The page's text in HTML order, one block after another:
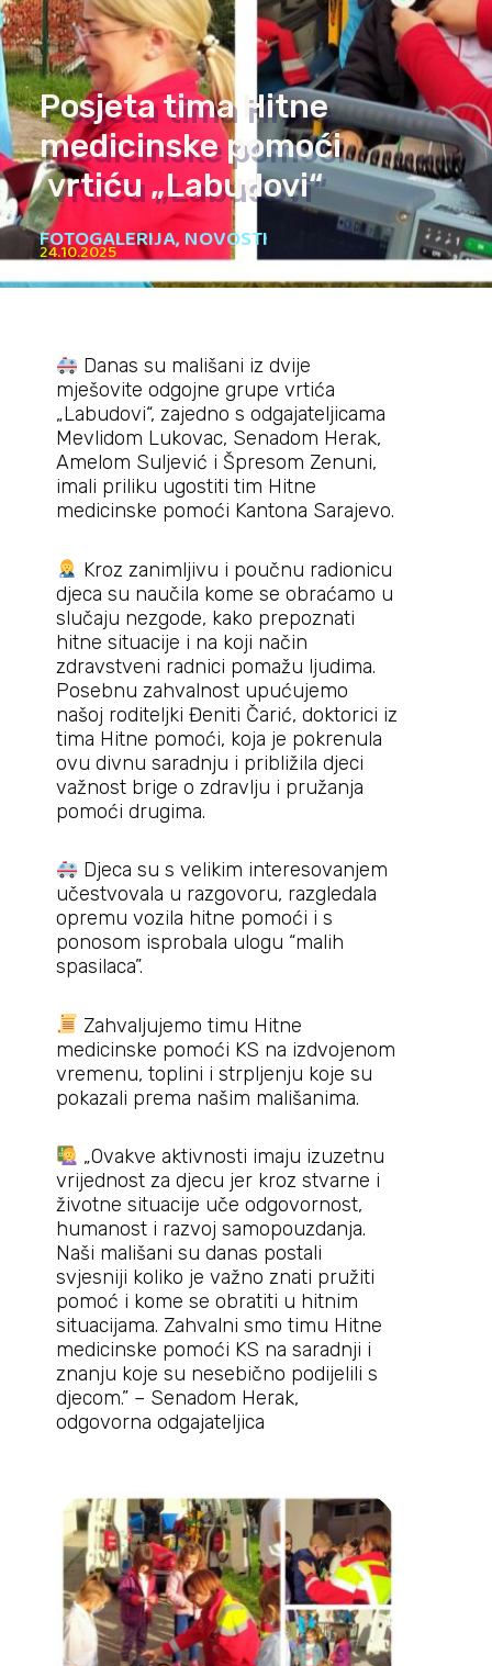
Posjeta tima Hitne
medicinske pomoći
vrtiću „Labudovi“
FOTOGALERIJA,NOVOSTI
24.10.2025
Danas su mališani iz dvije
mješovite odgojne grupe vrtića
„Labudovi“, zajedno s odgajateljicama
Mevlidom Lukovac, Senadom Herak,
Amelom Suljević i Špresom Zenuni,
imali priliku ugostiti tim Hitne
medicinske pomoći Kantona Sarajevo.
Kroz zanimljivu i poučnu radionicu
djeca su naučila kome se obraćamo u
slučaju nezgode, kako prepoznati
hitne situacije i na koji način
zdravstveni radnici pomažu ljudima.
Posebnu zahvalnost upućujemo
našoj roditeljki Đeniti Čarić, doktorici iz
tima Hitne pomoći, koja je pokrenula
ovu divnu saradnju i približila djeci
važnost brige o zdravlju i pružanja
pomoći drugima.
Djeca su s velikim interesovanjem
učestvovala u razgovoru, razgledala
opremu vozila hitne pomoći i s
ponosom isprobala ulogu “malih
spasilaca”.
Zahvaljujemo timu Hitne
medicinske pomoći KS na izdvojenom
vremenu, toplini i strpljenju koje su
pokazali prema našim mališanima.
„Ovakve aktivnosti imaju izuzetnu
vrijednost za djecu jer kroz stvarne i
životne situacije uče odgovornost,
humanost i razvoj samopouzdanja.
Naši mališani su danas postali
svjesniji koliko je važno znati pružiti
pomoć i kome se obratiti u hitnim
situacijama. Zahvalni smo timu Hitne
medicinske pomoći KS na saradnji i
znanju koje su nesebično podijelili s
djecom.” – Senadom Herak,
odgovorna odgajateljica